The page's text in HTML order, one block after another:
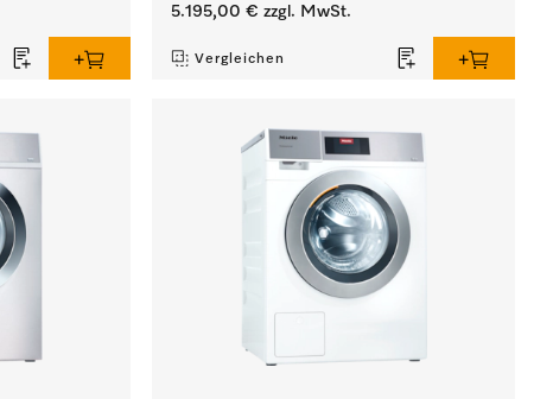
5.195,00 € zzgl. MwSt.
Vergleichen